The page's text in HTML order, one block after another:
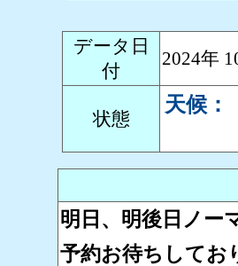
データ日
付
2024年
状態
天候：
明日、明後日ノー
予約お待ちしてお